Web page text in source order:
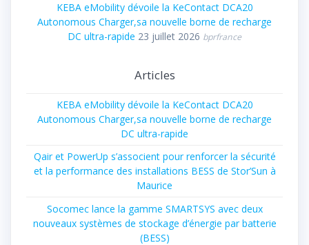
KEBA eMobility dévoile la KeContact DCA20
Autonomous Charger,sa nouvelle borne de recharge
DC ultra-rapide 23 juillet 2026 bprfrance
Articles
KEBA eMobility dévoile la KeContact DCA20
Autonomous Charger,sa nouvelle borne de recharge
DC ultra-rapide
Qair et PowerUp s’associent pour renforcer la sécurité
et la performance des installations BESS de Stor’Sun à
Maurice
Socomec lance la gamme SMARTSYS avec deux
nouveaux systèmes de stockage d’énergie par batterie
(BESS)